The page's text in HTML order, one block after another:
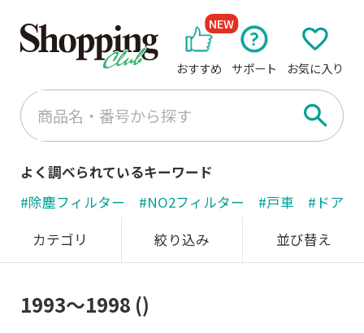
おすすめ
NEW
サポート お気に入り
よく調べられているキーワード
#除塵フィルター
#NO2フィルター #戸車
#ドアノ
カテゴリ
絞り込み 並び替え
1993～1998 ()